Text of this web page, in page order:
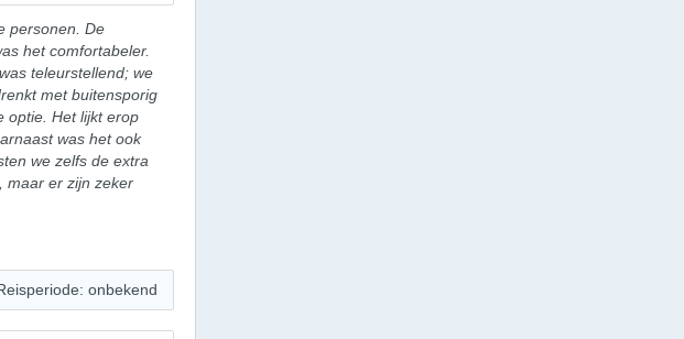
personen. De
het comfortabeler.
teleurstellend; we
met buitensporig
optie. Het lijkt erop
was het ook
we zelfs de extra
maar er zijn zeker
onbekend